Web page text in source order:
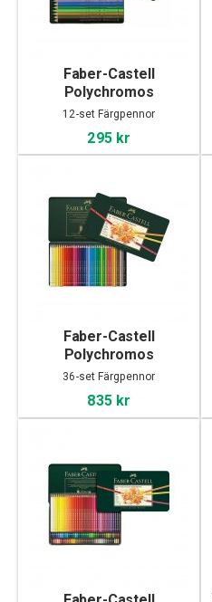
Faber-Castell
Polychromos
Färgpennor 12-set
12-set Färgpennor
295 kr
Faber-Castell
Polychromos
Färgpennor 36-set
36-set Färgpennor
835 kr